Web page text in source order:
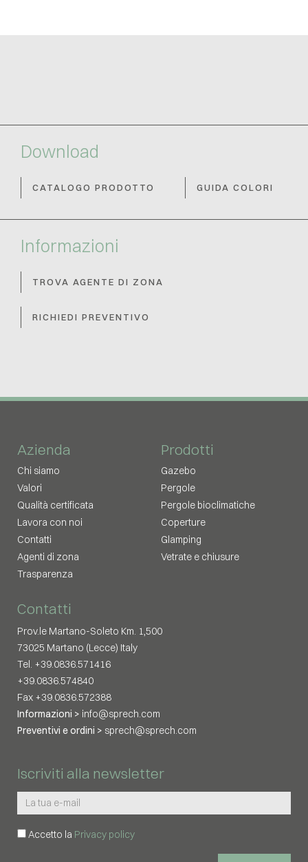
Download
CATALOGO PRODOTTO GUIDA COLORI
Informazioni
TROVA AGENTE DI ZONA
RICHIEDI PREVENTIVO
Azienda
Chi siamo
Valori
Qualità certificata
Lavora con noi
Contatti
Agenti di zona
Trasparenza
Prodotti
Gazebo
Pergole
Pergole bioclimatiche
Coperture
Glamping
Vetrate e chiusure
Contatti
Prov.le Martano-Soleto Km. 1,500
73025 Martano (Lecce) Italy
Tel. +39.0836.571416
+39.0836.574840
Fax +39.0836.572388
Informazioni > info@sprech.com
Preventivi e ordini > sprech@sprech.com
Iscriviti alla newsletter
Accetto la Privacy policy